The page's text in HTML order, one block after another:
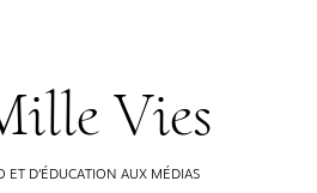
Vies
ET D’ÉDUCATION AUX MÉDIAS